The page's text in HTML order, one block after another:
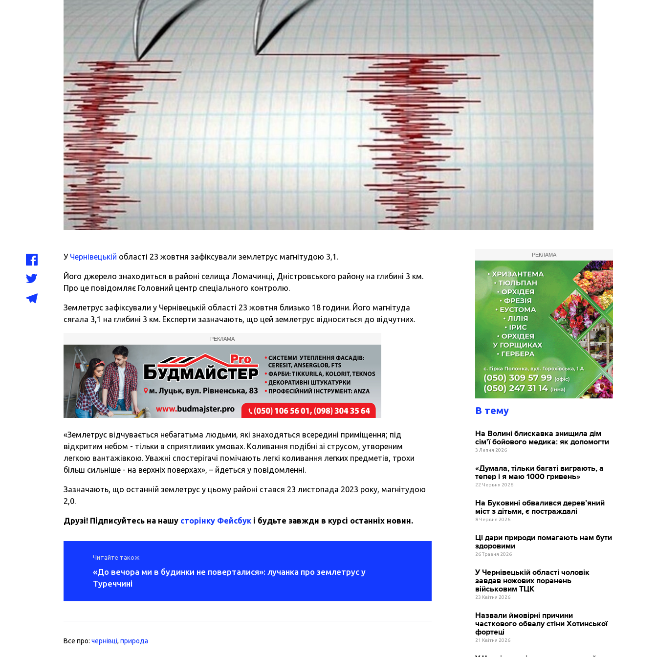
У Чернівецькій області 23 жовтня зафіксували землетрус магнітудою 3,1.
Його джерело знаходиться в районі селища Ломачинці, Дністровського району на глибині 3 км.
Про це повідомляє Головний центр спеціального контролю.
Землетрус зафіксували у Чернівецькій області 23 жовтня близько 18 години. Його магнітуда
сягала 3,1 на глибині 3 км. Експерти зазначають, що цей землетрус відноситься до відчутних.
РЕКЛАМА
«Землетрус відчувається небагатьма людьми, які знаходяться всередині приміщення; під
відкритим небом - тільки в сприятливих умовах. Коливання подібні зі струсом, утвореним
легкою вантажівкою. Уважні спостерігачі помічають легкі коливання легких предметів, трохи
більш сильніше - на верхніх поверхах», – йдеться у повідомленні.
Зазначають, що останній землетрус у цьому районі стався 23 листопада 2023 року, магнітудою
2,0.
Друзі! Підписуйтесь на нашу сторінку Фейсбук і будьте завжди в курсі останніх новин.
Читайте також
«До вечора ми в будинки не поверталися»: лучанка про землетрус у
Туреччині
Все про:чернівці,природа
РЕКЛАМА
В тему
На Волині блискавка знищила дім
сім'ї бойового медика: як допомогти
3 Липня 2026
«Думала, тільки багаті виграють, а
тепер і я маю 1000 гривень»
22 Червня 2026
На Буковині обвалився дерев’яний
міст з дітьми, є постраждалі
8 Червня 2026
Ці дари природи помагають нам бути
здоровими
26 Травня 2026
У Чернівецькій області чоловік
завдав ножових поранень
військовим ТЦК
23 Квітня 2026
Назвали ймовірні причини
часткового обвалу стіни Хотинської
фортеці
21 Квітня 2026